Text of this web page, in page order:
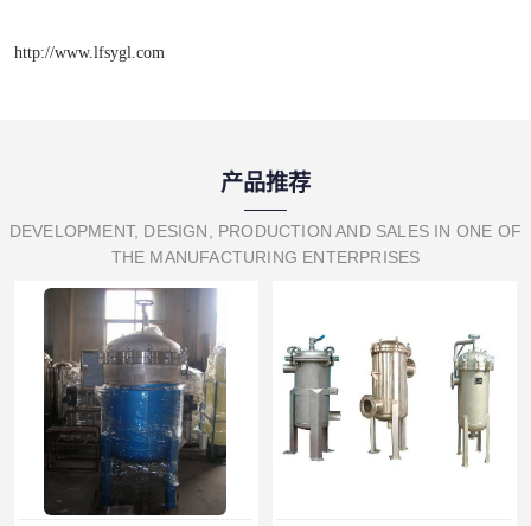
http://www.lfsygl.com
产品推荐
DEVELOPMENT, DESIGN, PRODUCTION AND SALES IN ONE OF
THE MANUFACTURING ENTERPRISES